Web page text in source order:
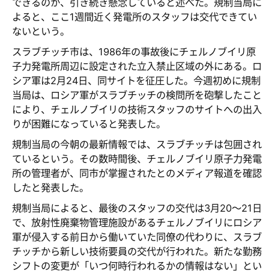
よると、ここ1週間近く発電所のスタッフは交代できてい
ないという。
スラブチッチ市は、1986年の事故後にチェルノブイリ原
子力発電所周辺に設定された立入禁止区域の外にある。ロ
シア軍は2月24日、同サイトを征圧した。今週初めに規制
当局は、ロシア軍がスラブチッチの検問所を砲撃したこと
により、チェルノブイリの技術スタッフのサイトへの出入
りが困難になっていると発表した。
規制当局の今朝の最新情報では、スラブチッチは包囲され
ているという。その数時間後、チェルノブイリ原子力発電
所の管理者が、同市が掌握されたとのメディア報道を確認
したと発表した。
規制当局によると、最後のスタッフの交代は3月20～21日
で、放射性廃棄物管理施設があるチェルノブイリにロシア
軍が侵入する前日から働いていた同僚の代わりに、スラブ
チッチから新しい技術要員の交代が行われた。新たな勤務
シフトの変更が「いつ何時行われるかの情報はない」とい